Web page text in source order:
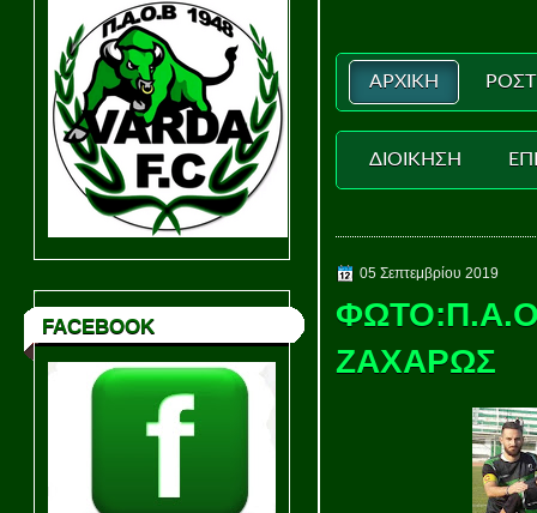
FACEBOOK
ΑΡΧΙΚΗ
ΔΙΟΙΚΗΣΗ
05 Σεπτεμβρίου 2019
ΖΑΧΑΡΩΣ